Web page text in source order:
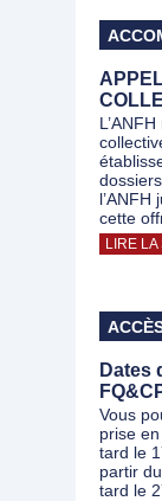
l’ANFH
cette
LIRE LA
Dates
Vous
prise
tard le
partir
tard le